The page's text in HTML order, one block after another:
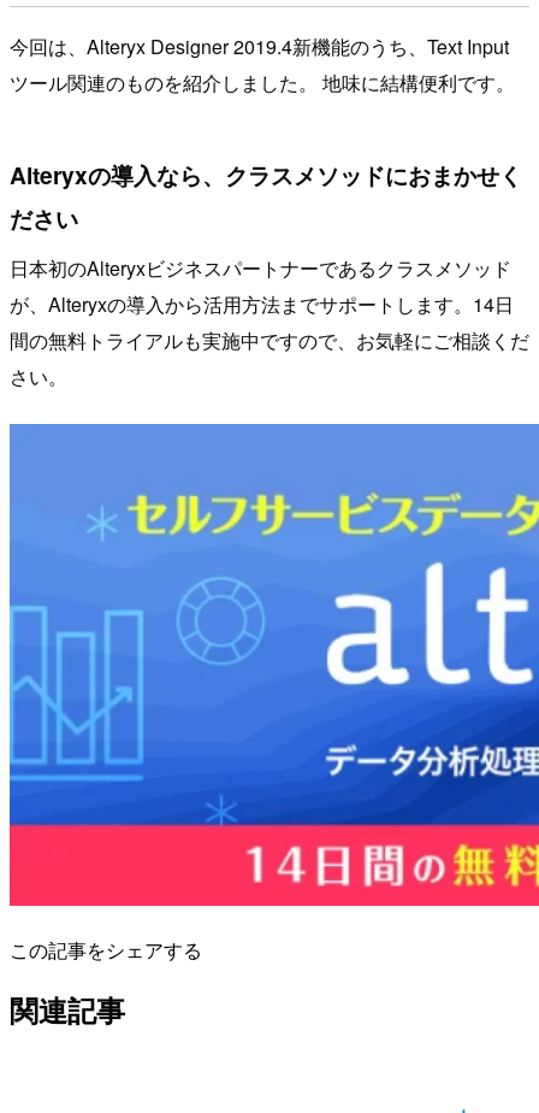
今回は、Alteryx Designer 2019.4新機能のうち、Text Input
ツール関連のものを紹介しました。 地味に結構便利です。
Alteryxの導入なら、クラスメソッドにおまかせく
ださい
日本初のAlteryxビジネスパートナーであるクラスメソッド
が、Alteryxの導入から活用方法までサポートします。14日
間の無料トライアルも実施中ですので、お気軽にご相談くだ
さい。
この記事をシェアする
関連記事